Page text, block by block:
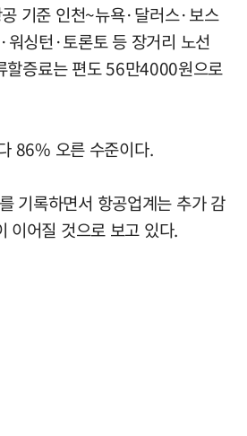
기준 인천~뉴욕·달러스·보스
싱턴·토론토 등 장거리 노선
증료는 편도 56만4000원으로
86% 오른 수준이다.
기록하면서 항공업계는 추가 감
이어질 것으로 보고 있다.